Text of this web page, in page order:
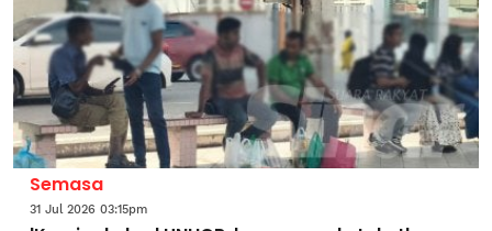
Semasa
31 Jul 2026 03:15pm